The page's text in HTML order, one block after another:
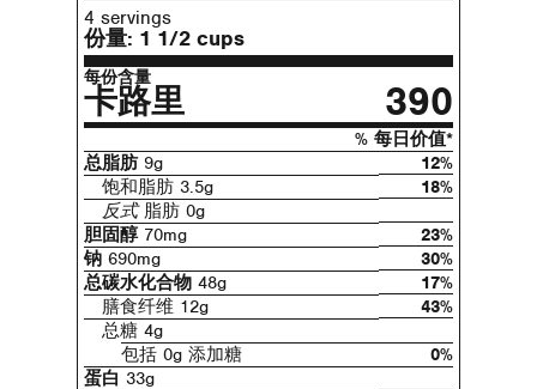
4 servings
份量: 1 1/2 cups
每份含量
卡路里 390
% 每日价值*
总脂肪9g
12%
饱和脂肪 3.5g
18%
反式脂肪 0g
胆固醇70mg
23%
钠 690mg
30%
总碳水化合物 48g
17%
膳食纤维 12g
43%
总糖 4g
包括 0g 添加糖
0%
蛋白 33g